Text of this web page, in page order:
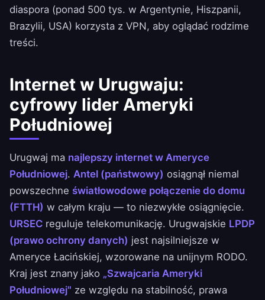
diaspora (ponad 500 tys. w Argentynie, Hiszpanii,
Brazylii, USA) korzysta z VPN, aby oglądać rodzime
treści.
Internet w Urugwaju:
cyfrowy lider Ameryki
Południowej
Urugwaj ma najlepszy internet w Ameryce
Południowej. Antel (państwowy) osiągnął niemal
powszechne światłowodowe połączenie do domu
(FTTH) w całym kraju — to niezwykłe osiągnięcie.
URSEC reguluje telekomunikację. Urugwajskie LPDP
(prawo ochrony danych) jest najsilniejsze w
Ameryce Łacińskiej, wzorowane na unijnym RODO.
Kraj jest znany jako „Szwajcaria Ameryki
Południowej" ze względu na stabilność, prawa